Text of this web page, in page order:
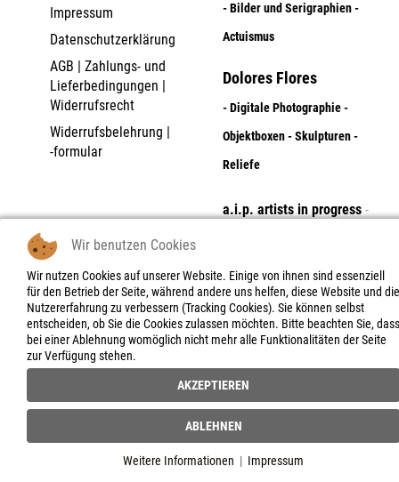
Impressum
Datenschutzerklärung
AGB | Zahlungs- und
Lieferbedingungen |
Widerrufsrecht
Widerrufsbelehrung |
-formular
- Bilder und Serigraphien -
Actuismus
Dolores Flores
- Digitale Photographie -
Objektboxen - Skulpturen -
Reliefe
a.i.p. artists in progress -
the unfamiliarnaires
Wir benutzen Cookies
Wir nutzen Cookies auf unserer Website. Einige von ihnen sind essenziell
für den Betrieb der Seite, während andere uns helfen, diese Website und die
Nutzererfahrung zu verbessern (Tracking Cookies). Sie können selbst
entscheiden, ob Sie die Cookies zulassen möchten. Bitte beachten Sie, dass
bei einer Ablehnung womöglich nicht mehr alle Funktionalitäten der Seite
zur Verfügung stehen.
AKZEPTIEREN
ABLEHNEN
Weitere Informationen | Impressum